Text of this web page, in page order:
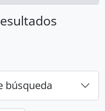
búsqueda